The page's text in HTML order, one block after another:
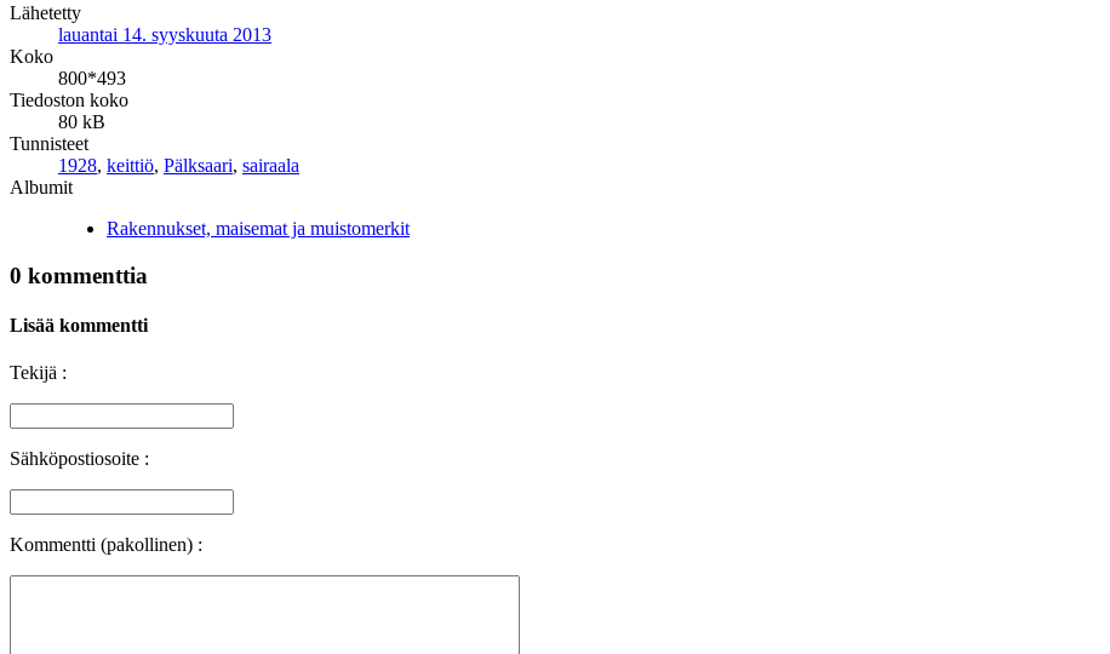
Lähetetty
lauantai 14. syyskuuta 2013
Koko
800*493
Tiedoston koko
80 kB
Tunnisteet
1928, keittiö, Pälksaari, sairaala
Albumit
Rakennukset, maisemat ja muistomerkit
0 kommenttia
Lisää kommentti
Tekijä :
Sähköpostiosoite :
Kommentti (pakollinen) :